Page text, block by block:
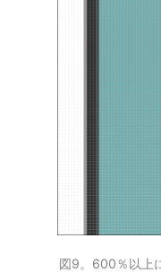
図9。600％以上